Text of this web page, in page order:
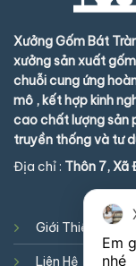
Xưởng Gốm Bát
xưởng sản xuất
chuỗi cung ứng
mô , kết hợp kinh
cao chất lượng sản
truyền thống và tư
Địa chỉ : Thôn 7, Xã
Giới Thiệu
Liên Hệ
Em
nhé